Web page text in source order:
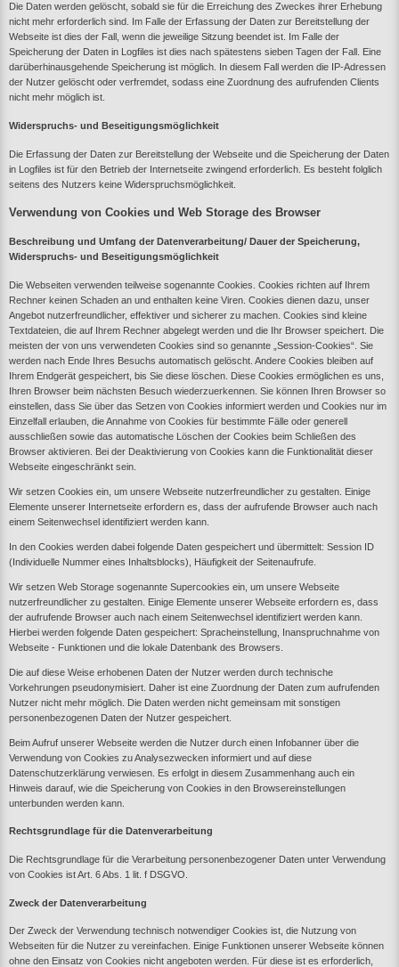
Die Daten werden gelöscht, sobald sie für die Erreichung des Zweckes ihrer Erhebung
nicht mehr erforderlich sind. Im Falle der Erfassung der Daten zur Bereitstellung der
Webseite ist dies der Fall, wenn die jeweilige Sitzung beendet ist. Im Falle der
Speicherung der Daten in Logfiles ist dies nach spätestens sieben Tagen der Fall. Eine
darüberhinausgehende Speicherung ist möglich. In diesem Fall werden die IP-Adressen
der Nutzer gelöscht oder verfremdet, sodass eine Zuordnung des aufrufenden Clients
nicht mehr möglich ist.
Widerspruchs- und Beseitigungsmöglichkeit
Die Erfassung der Daten zur Bereitstellung der Webseite und die Speicherung der Daten
in Logfiles ist für den Betrieb der Internetseite zwingend erforderlich. Es besteht folglich
seitens des Nutzers keine Widerspruchsmöglichkeit.
Verwendung von Cookies und Web Storage des Browser
Beschreibung und Umfang der Datenverarbeitung/ Dauer der Speicherung,
Widerspruchs- und Beseitigungsmöglichkeit
Die Webseiten verwenden teilweise sogenannte Cookies. Cookies richten auf Ihrem
Rechner keinen Schaden an und enthalten keine Viren. Cookies dienen dazu, unser
Angebot nutzerfreundlicher, effektiver und sicherer zu machen. Cookies sind kleine
Textdateien, die auf Ihrem Rechner abgelegt werden und die Ihr Browser speichert. Die
meisten der von uns verwendeten Cookies sind so genannte „Session-Cookies“. Sie
werden nach Ende Ihres Besuchs automatisch gelöscht. Andere Cookies bleiben auf
Ihrem Endgerät gespeichert, bis Sie diese löschen. Diese Cookies ermöglichen es uns,
Ihren Browser beim nächsten Besuch wiederzuerkennen. Sie können Ihren Browser so
einstellen, dass Sie über das Setzen von Cookies informiert werden und Cookies nur im
Einzelfall erlauben, die Annahme von Cookies für bestimmte Fälle oder generell
ausschließen sowie das automatische Löschen der Cookies beim Schließen des
Browser aktivieren. Bei der Deaktivierung von Cookies kann die Funktionalität dieser
Webseite eingeschränkt sein.
Wir setzen Cookies ein, um unsere Webseite nutzerfreundlicher zu gestalten. Einige
Elemente unserer Internetseite erfordern es, dass der aufrufende Browser auch nach
einem Seitenwechsel identifiziert werden kann.
In den Cookies werden dabei folgende Daten gespeichert und übermittelt: Session ID
(Individuelle Nummer eines Inhaltsblocks), Häufigkeit der Seitenaufrufe.
Wir setzen Web Storage sogenannte Supercookies ein, um unsere Webseite
nutzerfreundlicher zu gestalten. Einige Elemente unserer Webseite erfordern es, dass
der aufrufende Browser auch nach einem Seitenwechsel identifiziert werden kann.
Hierbei werden folgende Daten gespeichert: Spracheinstellung, Inanspruchnahme von
Webseite - Funktionen und die lokale Datenbank des Browsers.
Die auf diese Weise erhobenen Daten der Nutzer werden durch technische
Vorkehrungen pseudonymisiert. Daher ist eine Zuordnung der Daten zum aufrufenden
Nutzer nicht mehr möglich. Die Daten werden nicht gemeinsam mit sonstigen
personenbezogenen Daten der Nutzer gespeichert.
Beim Aufruf unserer Webseite werden die Nutzer durch einen Infobanner über die
Verwendung von Cookies zu Analysezwecken informiert und auf diese
Datenschutzerklärung verwiesen. Es erfolgt in diesem Zusammenhang auch ein
Hinweis darauf, wie die Speicherung von Cookies in den Browsereinstellungen
unterbunden werden kann.
Rechtsgrundlage für die Datenverarbeitung
Die Rechtsgrundlage für die Verarbeitung personenbezogener Daten unter Verwendung
von Cookies ist Art. 6 Abs. 1 lit. f DSGVO.
Zweck der Datenverarbeitung
Der Zweck der Verwendung technisch notwendiger Cookies ist, die Nutzung von
Webseiten für die Nutzer zu vereinfachen. Einige Funktionen unserer Webseite können
ohne den Einsatz von Cookies nicht angeboten werden. Für diese ist es erforderlich,